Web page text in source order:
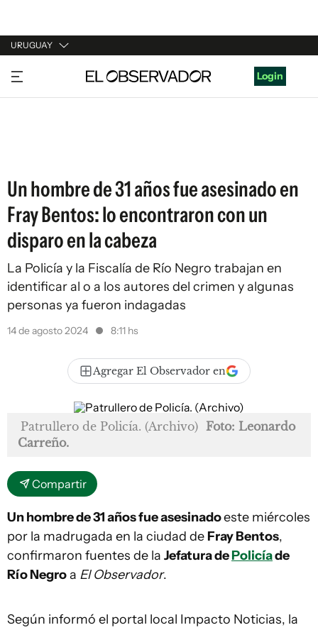
URUGUAY
URUGUAY
ARGENTINA
Login
Un hombre de 31 años fue asesinado en
Fray Bentos: lo encontraron con un
disparo en la cabeza
La Policía y la Fiscalía de Río Negro trabajan en
identificar al o a los autores del crimen y algunas
personas ya fueron indagadas
14 de agosto 2024 8:11 hs
Agregar El Observador en
Patrullero de Policía. (Archivo) Foto: Leonardo
Carreño.
Compartir
Un hombre de 31 años fue asesinadoeste miércoles
por la madrugada en la ciudad de Fray Bentos,
confirmaron fuentes de la Jefatura dePolicíade
Río Negroa El Observador.
Según informó el portal local Impacto Noticias, la